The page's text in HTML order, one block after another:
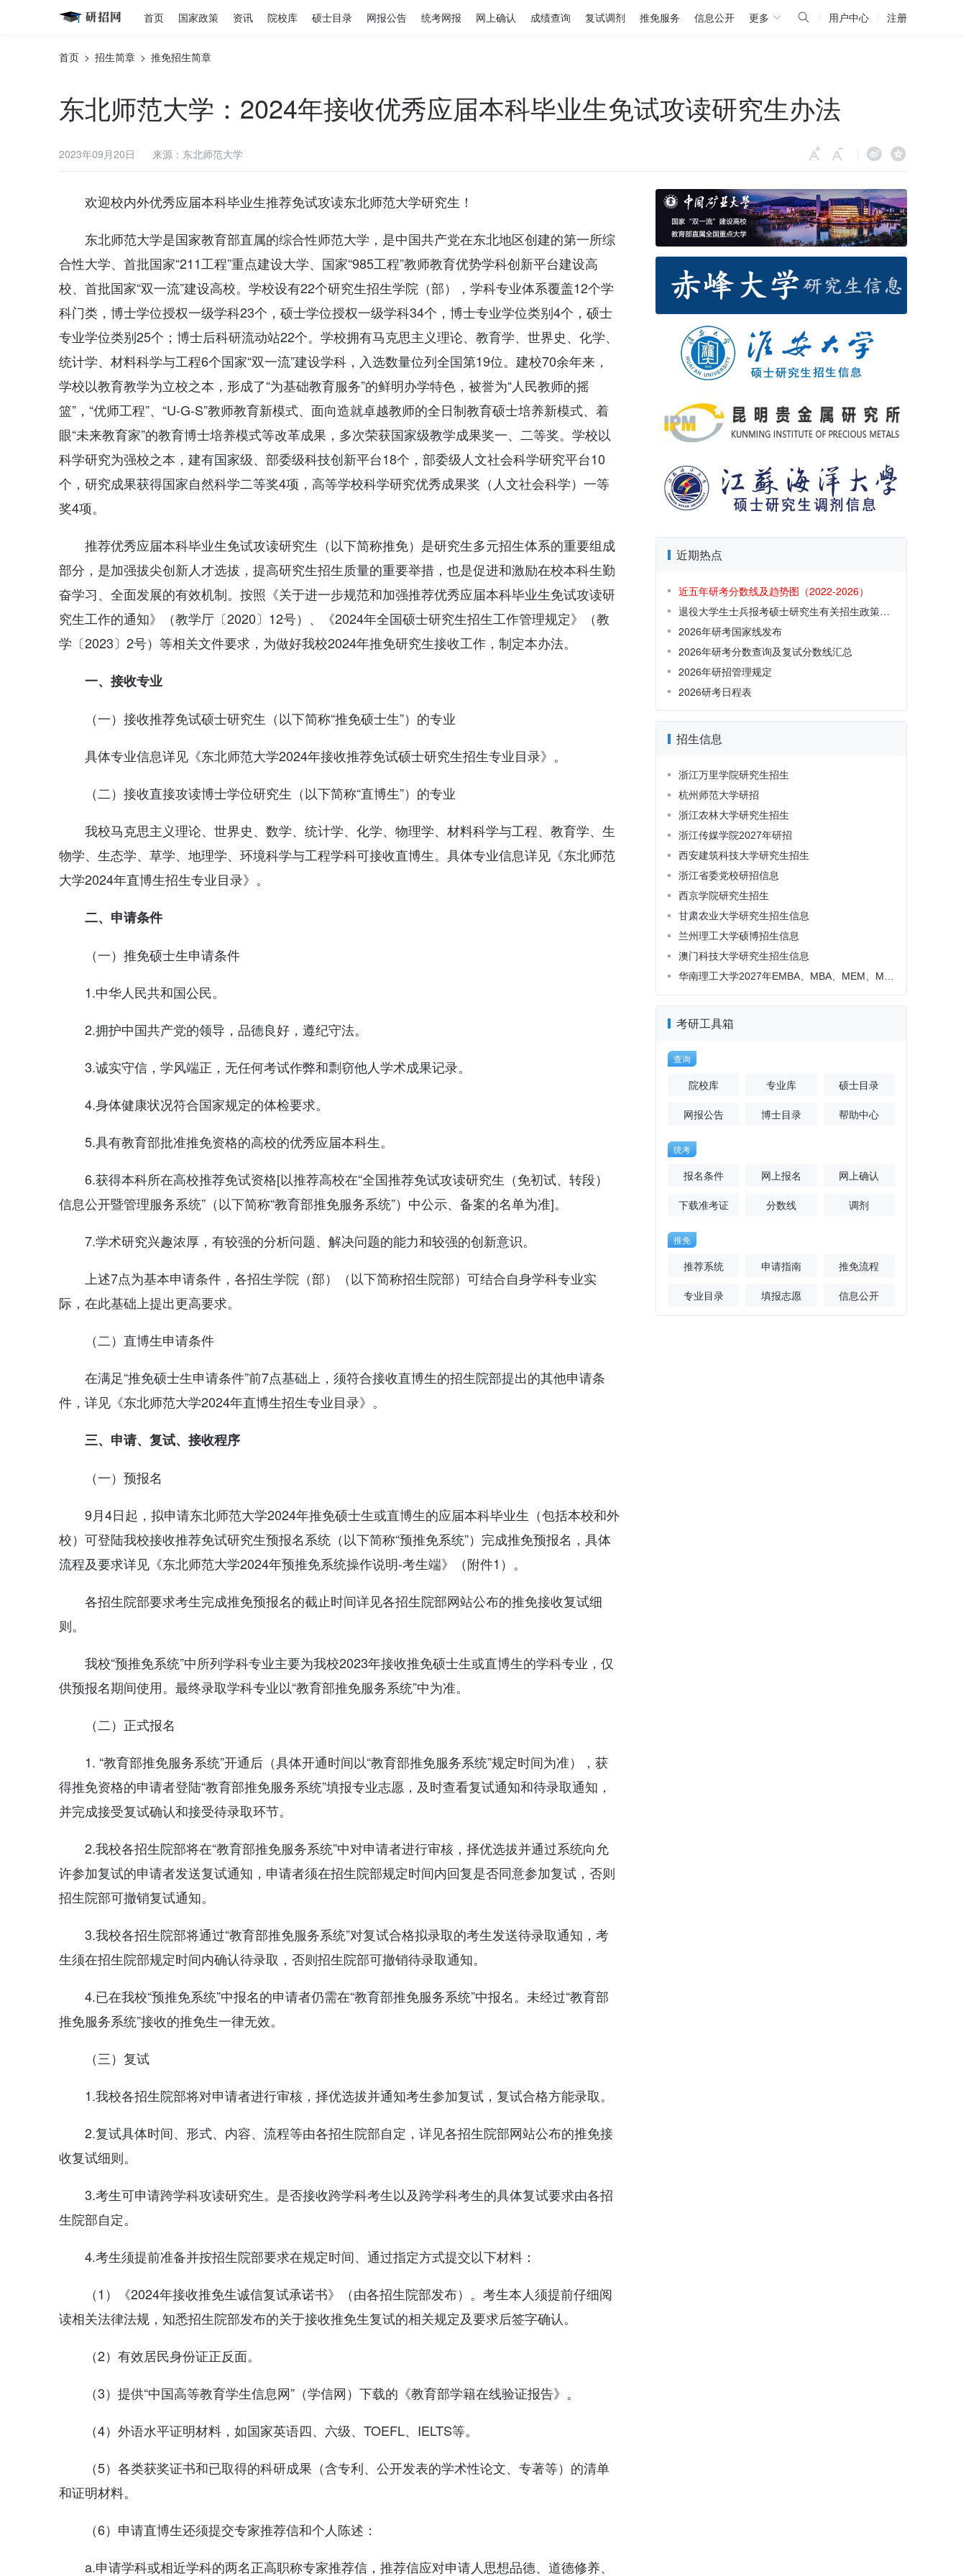
首页 国家政策 资讯 院校库 硕士目录 网报公告 统考网报 网上确认 成绩查询 复试调剂 推免服务 信息公开 更多 用户中心 注册
首页 > 招生简章 > 推免招生简章
东北师范大学：2024年接收优秀应届本科毕业生免试攻读研究生办法
2023年09月20日 来源：东北师范大学
欢迎校内外优秀应届本科毕业生推荐免试攻读东北师范大学研究生！
东北师范大学是国家教育部直属的综合性师范大学，是中国共产党在东北地区创建的第一所综
合性大学、首批国家“211工程”重点建设大学、国家“985工程”教师教育优势学科创新平台建设高
校、首批国家“双一流”建设高校。学校设有22个研究生招生学院（部），学科专业体系覆盖12个学
科门类，博士学位授权一级学科23个，硕士学位授权一级学科34个，博士专业学位类别4个，硕士
专业学位类别25个；博士后科研流动站22个。学校拥有马克思主义理论、教育学、世界史、化学、
统计学、材料科学与工程6个国家“双一流”建设学科，入选数量位列全国第19位。建校70余年来，
学校以教育教学为立校之本，形成了“为基础教育服务”的鲜明办学特色，被誉为“人民教师的摇
篮”，“优师工程”、“U-G-S”教师教育新模式、面向造就卓越教师的全日制教育硕士培养新模式、着
眼“未来教育家”的教育博士培养模式等改革成果，多次荣获国家级教学成果奖一、二等奖。学校以
科学研究为强校之本，建有国家级、部委级科技创新平台18个，部委级人文社会科学研究平台10
个，研究成果获得国家自然科学二等奖4项，高等学校科学研究优秀成果奖（人文社会科学）一等
奖4项。
推荐优秀应届本科毕业生免试攻读研究生（以下简称推免）是研究生多元招生体系的重要组成
部分，是加强拔尖创新人才选拔，提高研究生招生质量的重要举措，也是促进和激励在校本科生勤
奋学习、全面发展的有效机制。按照《关于进一步规范和加强推荐优秀应届本科毕业生免试攻读研
究生工作的通知》（教学厅〔2020〕12号）、《2024年全国硕士研究生招生工作管理规定》（教
学〔2023〕2号）等相关文件要求，为做好我校2024年推免研究生接收工作，制定本办法。
一、接收专业
（一）接收推荐免试硕士研究生（以下简称“推免硕士生”）的专业
具体专业信息详见《东北师范大学2024年接收推荐免试硕士研究生招生专业目录》。
（二）接收直接攻读博士学位研究生（以下简称“直博生”）的专业
我校马克思主义理论、世界史、数学、统计学、化学、物理学、材料科学与工程、教育学、生
物学、生态学、草学、地理学、环境科学与工程学科可接收直博生。具体专业信息详见《东北师范
大学2024年直博生招生专业目录》。
二、申请条件
（一）推免硕士生申请条件
1.中华人民共和国公民。
2.拥护中国共产党的领导，品德良好，遵纪守法。
3.诚实守信，学风端正，无任何考试作弊和剽窃他人学术成果记录。
4.身体健康状况符合国家规定的体检要求。
5.具有教育部批准推免资格的高校的优秀应届本科生。
6.获得本科所在高校推荐免试资格[以推荐高校在“全国推荐免试攻读研究生（免初试、转段）
信息公开暨管理服务系统”（以下简称“教育部推免服务系统”）中公示、备案的名单为准]。
7.学术研究兴趣浓厚，有较强的分析问题、解决问题的能力和较强的创新意识。
上述7点为基本申请条件，各招生学院（部）（以下简称招生院部）可结合自身学科专业实
际，在此基础上提出更高要求。
（二）直博生申请条件
在满足“推免硕士生申请条件”前7点基础上，须符合接收直博生的招生院部提出的其他申请条
件，详见《东北师范大学2024年直博生招生专业目录》。
三、申请、复试、接收程序
（一）预报名
9月4日起，拟申请东北师范大学2024年推免硕士生或直博生的应届本科毕业生（包括本校和外
校）可登陆我校接收推荐免试研究生预报名系统（以下简称“预推免系统”）完成推免预报名，具体
流程及要求详见《东北师范大学2024年预推免系统操作说明-考生端》（附件1）。
各招生院部要求考生完成推免预报名的截止时间详见各招生院部网站公布的推免接收复试细
则。
我校“预推免系统”中所列学科专业主要为我校2023年接收推免硕士生或直博生的学科专业，仅
供预报名期间使用。最终录取学科专业以“教育部推免服务系统”中为准。
（二）正式报名
1. “教育部推免服务系统”开通后（具体开通时间以“教育部推免服务系统”规定时间为准），获
得推免资格的申请者登陆“教育部推免服务系统”填报专业志愿，及时查看复试通知和待录取通知，
并完成接受复试确认和接受待录取环节。
2.我校各招生院部将在“教育部推免服务系统”中对申请者进行审核，择优选拔并通过系统向允
许参加复试的申请者发送复试通知，申请者须在招生院部规定时间内回复是否同意参加复试，否则
招生院部可撤销复试通知。
3.我校各招生院部将通过“教育部推免服务系统”对复试合格拟录取的考生发送待录取通知，考
生须在招生院部规定时间内确认待录取，否则招生院部可撤销待录取通知。
4.已在我校“预推免系统”中报名的申请者仍需在“教育部推免服务系统”中报名。未经过“教育部
推免服务系统”接收的推免生一律无效。
（三）复试
1.我校各招生院部将对申请者进行审核，择优选拔并通知考生参加复试，复试合格方能录取。
2.复试具体时间、形式、内容、流程等由各招生院部自定，详见各招生院部网站公布的推免接
收复试细则。
3.考生可申请跨学科攻读研究生。是否接收跨学科考生以及跨学科考生的具体复试要求由各招
生院部自定。
4.考生须提前准备并按招生院部要求在规定时间、通过指定方式提交以下材料：
（1）《2024年接收推免生诚信复试承诺书》（由各招生院部发布）。考生本人须提前仔细阅
读相关法律法规，知悉招生院部发布的关于接收推免生复试的相关规定及要求后签字确认。
（2）有效居民身份证正反面。
（3）提供“中国高等教育学生信息网”（学信网）下载的《教育部学籍在线验证报告》。
（4）外语水平证明材料，如国家英语四、六级、TOEFL、IELTS等。
（5）各类获奖证书和已取得的科研成果（含专利、公开发表的学术性论文、专著等）的清单
和证明材料。
（6）申请直博生还须提交专家推荐信和个人陈述：
a.申请学科或相近学科的两名正高职称专家推荐信，推荐信应对申请人思想品德、道德修养、
近期热点
近五年研考分数线及趋势图（2022-2026）
退役大学生士兵报考硕士研究生有关招生政策解读
2026年研考国家线发布
2026年研考分数查询及复试分数线汇总
2026年研招管理规定
2026研考日程表
招生信息
考研工具箱
查询
院校库 专业库 硕士目录
网报公告 博士目录 帮助中心
统考
报名条件 网上报名 网上确认
下载准考证 分数线 调剂
推免
推荐系统 申请指南 推免流程
专业目录 填报志愿 信息公开